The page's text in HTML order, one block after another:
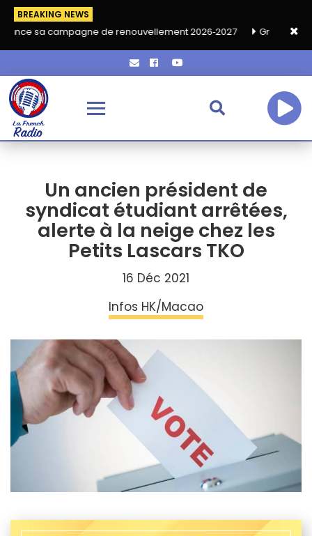
BREAKING NEWS
de renouvellement 2026‑2027 Grand café de rentrée
Un ancien président de
syndicat étudiant arrêtées,
alerte à la neige chez les
Petits Lascars TKO
16 Déc 2021
Infos HK/Macao